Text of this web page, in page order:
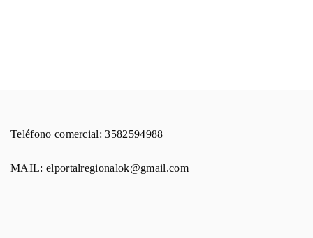
Teléfono comercial: 3582594988
MAIL: elportalregionalok@gmail.com